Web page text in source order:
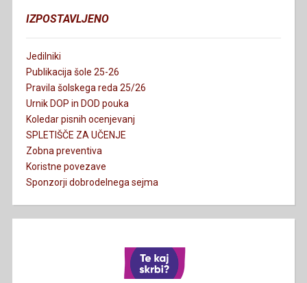
IZPOSTAVLJENO
Jedilniki
Publikacija šole 25-26
Pravila šolskega reda 25/26
Urnik DOP in DOD pouka
Koledar pisnih ocenjevanj
SPLETIŠČE ZA UČENJE
Zobna preventiva
Koristne povezave
Sponzorji dobrodelnega sejma